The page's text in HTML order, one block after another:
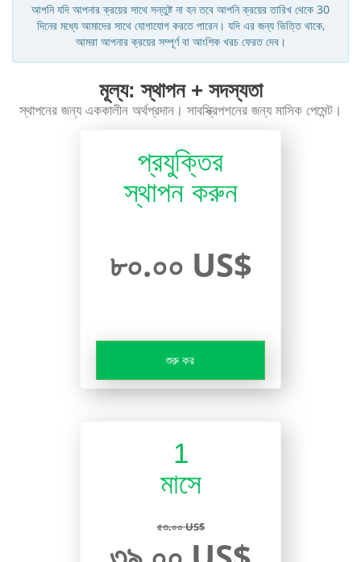
আপনি যদি আপনার ক্রয়ের সাথে সন্তুষ্ট না হন তবে আপনি ক্রয়ের তারিখ থেকে 30
দিনের মধ্যে আমাদের সাথে যোগাযোগ করতে পারেন। যদি এর জন্য ভিত্তি থাকে,
আমরা আপনার ক্রয়ের সম্পূর্ণ বা আংশিক খরচ ফেরত দেব।
মূল্য: স্থাপন + সদস্যতা
স্থাপনের জন্য এককালীন অর্থপ্রদান। সাবস্ক্রিপশনের জন্য মাসিক পেমেন্ট।
প্রযুক্তির
স্থাপন করুন
৮০.০০ US$
শুরু কর
1
মাসে
৫৩.০০ US$